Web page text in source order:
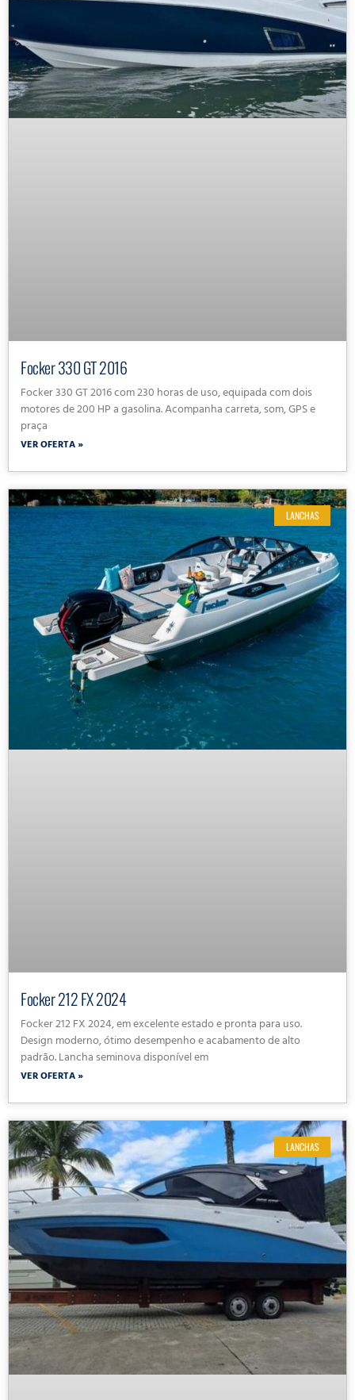
Focker 330 GT 2016
Focker 330 GT 2016 com 230 horas de uso, equipada com dois
motores de 200 HP a gasolina. Acompanha carreta, som, GPS e
praça
VER OFERTA »
LANCHAS
Focker 212 FX 2024
Focker 212 FX 2024, em excelente estado e pronta para uso.
Design moderno, ótimo desempenho e acabamento de alto
padrão. Lancha seminova disponível em
VER OFERTA »
LANCHAS